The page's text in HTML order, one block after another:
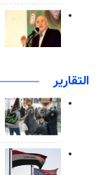
التقارير